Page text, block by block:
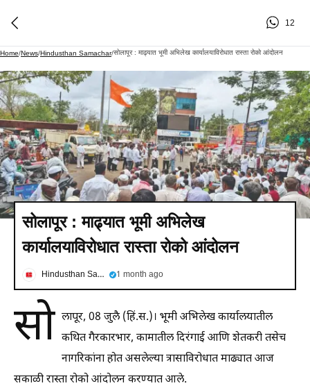
12
Home/News/Hindusthan Samachar/सोलापूर : माढ्यात भूमी अभिलेख कार्यालयाविरोधात रास्ता रोको आंदोलन
सोलापूर : माढ्यात भूमी अभिलेख
कार्यालयाविरोधात रास्ता रोको आंदोलन
Hindusthan Samachar 1 month ago
सो लापूर, 08 जुलै (हिं.स.)। भूमी अभिलेख कार्यालयातील
कथित गैरकारभार, कामातील दिरंगाई आणि शेतकरी तसेच
नागरिकांना होत असलेल्या त्रासाविरोधात माढ्यात आज
सकाळी रास्ता रोको आंदोलन करण्यात आले.